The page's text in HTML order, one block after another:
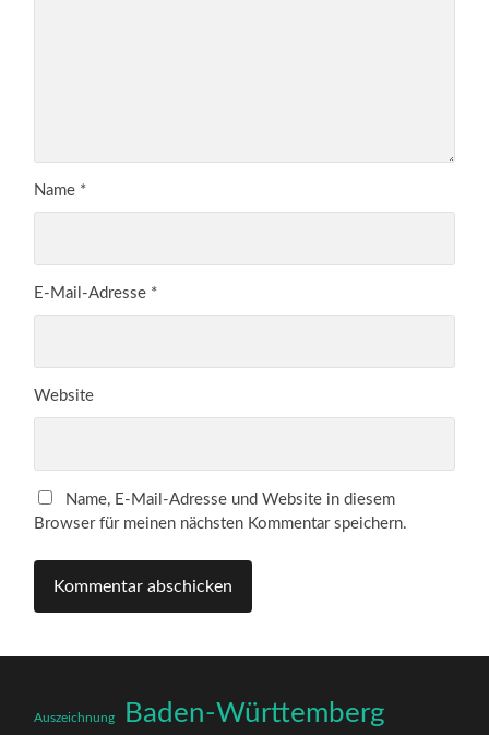
Name *
E-Mail-Adresse *
Website
Name, E-Mail-Adresse und Website in diesem
Browser für meinen nächsten Kommentar speichern.
Auszeichnung Baden-Württemberg